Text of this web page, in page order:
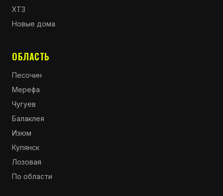
ХТЗ
Новые дома
ОБЛАСТЬ
Песочин
Мерефа
Чугуев
Балаклея
Изюм
Купянск
Лозовая
По области